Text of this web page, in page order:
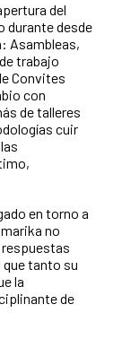
del
durante desde
Asambleas,
trabajo
Convites
con
de talleres
cuir
en torno a
no
tanto su
la
de